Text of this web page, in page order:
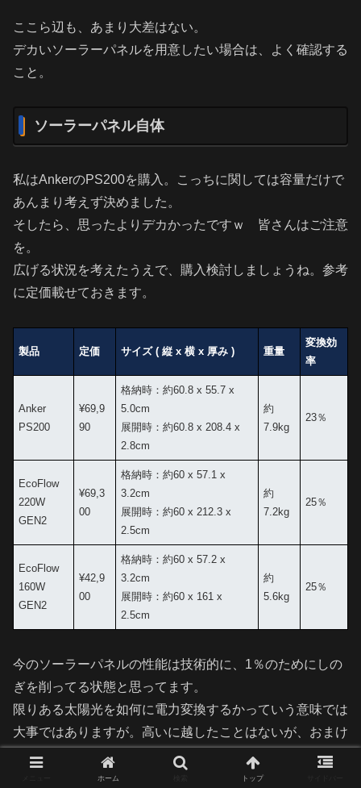
ここら辺も、あまり大差はない。
デカいソーラーパネルを用意したい場合は、よく確認する
こと。
ソーラーパネル自体
私はAnkerのPS200を購入。こっちに関しては容量だけで
あんまり考えず決めました。
そしたら、思ったよりデカかったですｗ 皆さんはご注意
を。
広げる状況を考えたうえで、購入検討しましょうね。参考
に定価載せておきます。
製品 定価 サイズ ( 縦 x 横 x 厚み ) 重量
変換効
率
Anker
PS200
¥69,9
90
格納時：約60.8 x 55.7 x
5.0cm
展開時：約60.8 x 208.4 x
2.8cm
約
7.9kg
23％
EcoFlow
220W
GEN2
¥69,3
00
格納時：約60 x 57.1 x
3.2cm
展開時：約60 x 212.3 x
2.5cm
約
7.2kg
25％
EcoFlow
160W
GEN2
¥42,9
00
格納時：約60 x 57.2 x
3.2cm
展開時：約60 x 161 x
2.5cm
約
5.6kg
25％
今のソーラーパネルの性能は技術的に、1％のためにしの
ぎを削ってる状態と思ってます。
限りある太陽光を如何に電力変換するかっていう意味では
大事ではありますが。高いに越したことはないが、おまけ
的に考えている私はあんまり重要視してない。
ホーム トップ